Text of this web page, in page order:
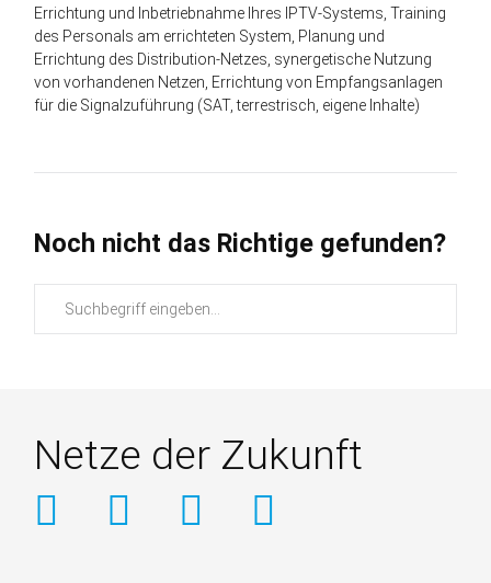
Errichtung und Inbetriebnahme Ihres IPTV-Systems, Training
des Personals am errichteten System, Planung und
Errichtung des Distribution-Netzes, synergetische Nutzung
von vorhandenen Netzen, Errichtung von Empfangsanlagen
für die Signalzuführung (SAT, terrestrisch, eigene Inhalte)
Noch nicht das Richtige gefunden?
Netze der Zukunft